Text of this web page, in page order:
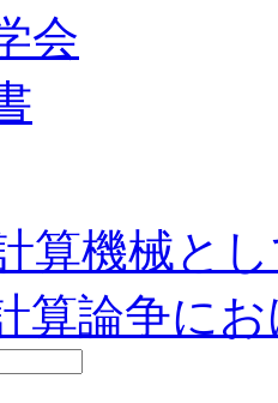
会
計算機械と
算論争に